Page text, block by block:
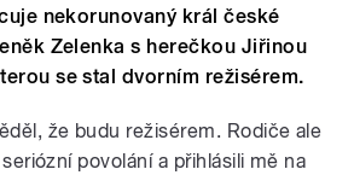
nekorunovaný král české
Zelenka s herečkou Jiřinou
se stal dvorním režisérem.
že budu režisérem. Rodiče ale
povolání a přihlásili mě na